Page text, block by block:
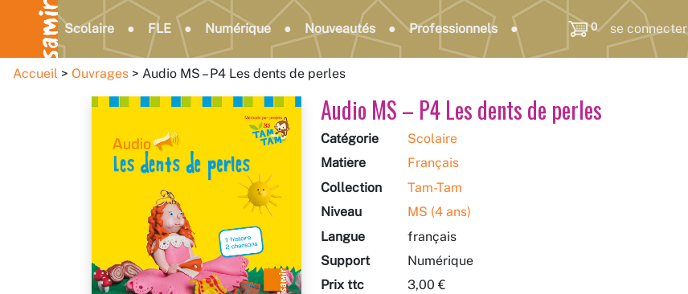
Scolaire FLE Numérique Nouveautés Professionnels 0 se connecter
Accueil Ouvrages Audio MS – P4 Les dents de perles
Audio MS – P4 Les dents de perles
Catégorie
Scolaire
Matière
Français
Collection
Tam-Tam
Niveau
MS (4 ans)
Langue
français
Support
Numérique
Prix ttc
3,00 €